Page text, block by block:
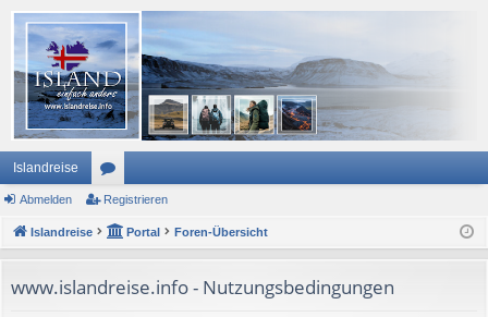
Islandreise
or
en
Abmelden Registrieren
Islandreise Portal Foren-Übersicht
www.islandreise.info - Nutzungsbedingungen